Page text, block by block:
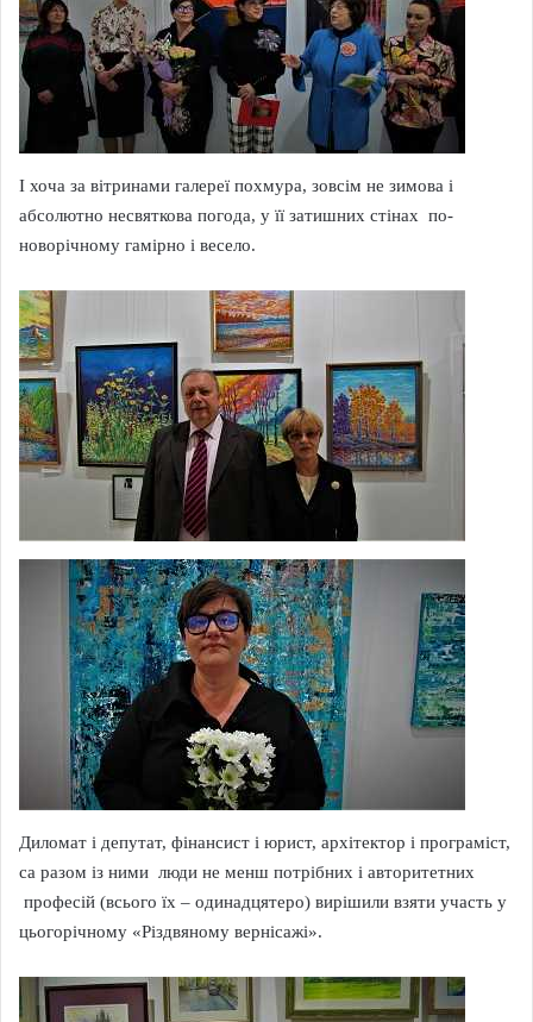
І хоча за вітринами галереї похмура, зовсім не зимова і
абсолютно несвяткова погода, у її затишних стінах по-
новорічному гамірно і весело.
Диломат і депутат, фінансист і юрист, архітектор і програміст,
са разом із ними люди не менш потрібних і авторитетних
професій (всього їх – одинадцятеро) вирішили взяти участь у
цьогорічному «Різдвяному вернісажі».